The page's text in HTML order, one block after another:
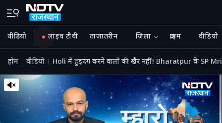
वीडियो लाइव टीवी ताजातरीन जिला क्राइम वीडियो
होम वीडियो Holi में हुड़दंग करने वालों की खैर नहीं! Bharatpur के SP